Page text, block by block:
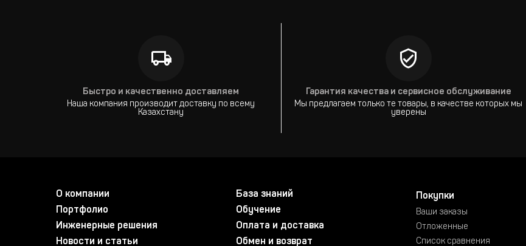
Быстро и качественно доставляем
Наша компания производит доставку по всему
Казахстану
Гарантия качества и сервисное обслуживание
Мы предлагаем только те товары, в качестве которых мы
уверены
О компании
Портфолио
Инженерные решения
Новости и статьи
База знаний
Обучение
Оплата и доставка
Обмен и возврат
Покупки
Ваши заказы
Отложенные
Список сравнения